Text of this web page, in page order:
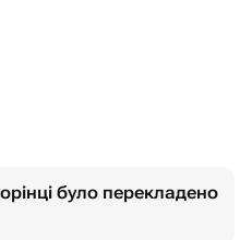
було перекладено